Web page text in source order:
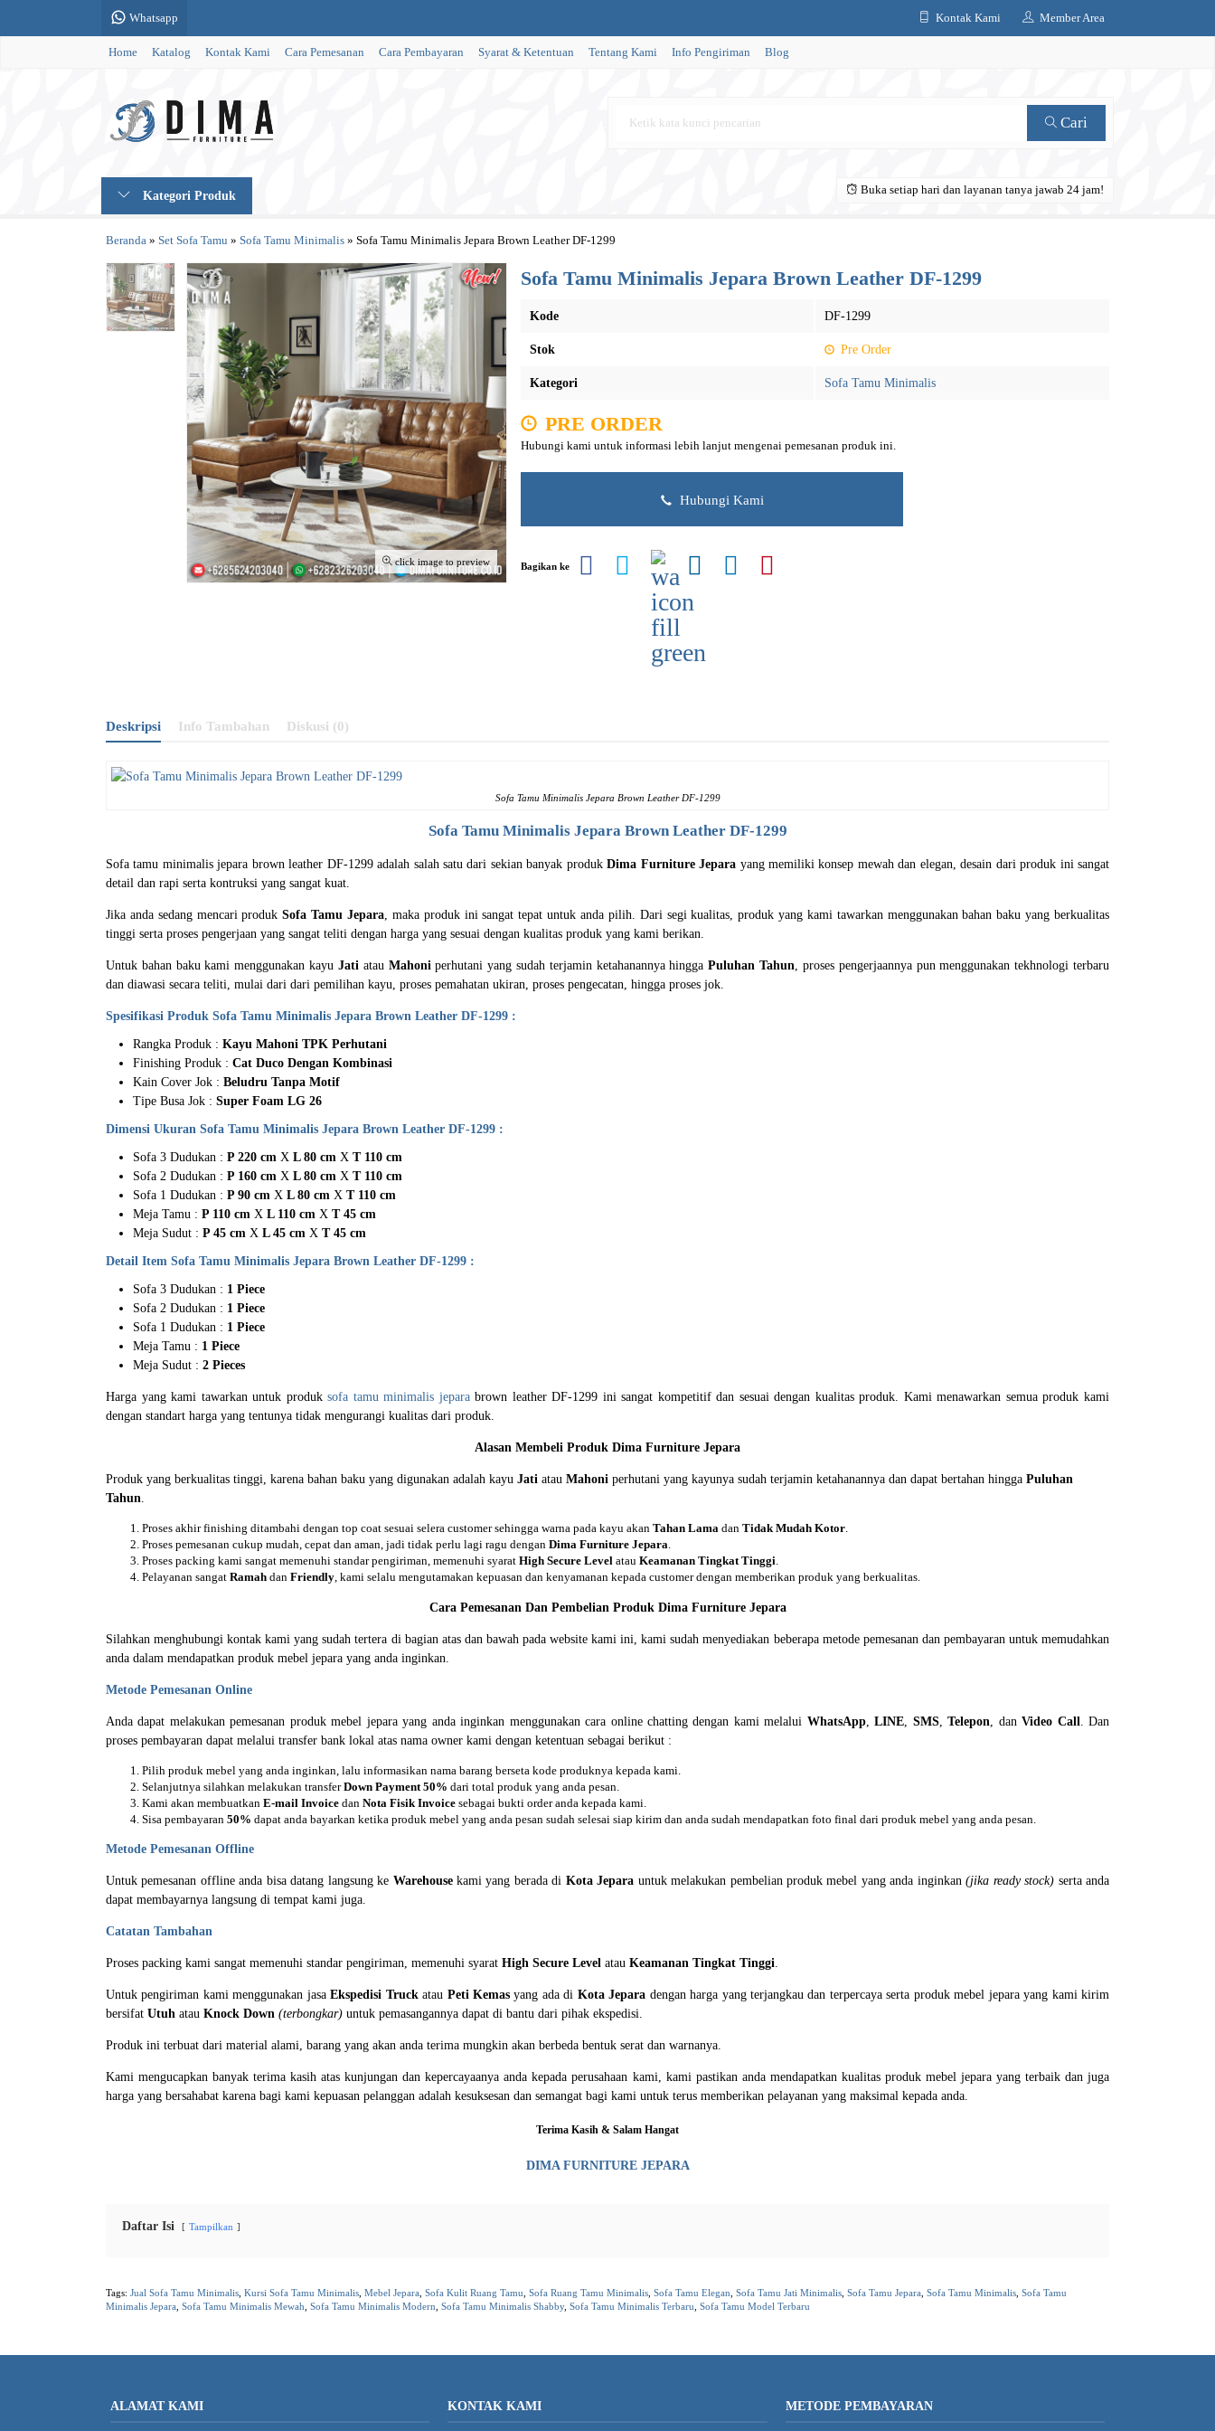
Whatsapp Kontak Kami Member Area
Home Katalog Kontak Kami Cara Pemesanan Cara Pembayaran Syarat & Ketentuan Tentang Kami Info Pengiriman Blog
Cari
Kategori Produk Buka setiap hari dan layanan tanya jawab 24 jam!
Beranda » Set Sofa Tamu » Sofa Tamu Minimalis » Sofa Tamu Minimalis Jepara Brown Leather DF-1299
click image to preview
Sofa Tamu Minimalis Jepara Brown Leather DF-1299
Kode DF-1299
Stok Pre Order
Kategori Sofa Tamu Minimalis
PRE ORDER
Hubungi kami untuk informasi lebih lanjut mengenai pemesanan produk ini.
Hubungi Kami
Bagikan ke
Deskripsi Info Tambahan Diskusi (0)
Sofa Tamu Minimalis Jepara Brown Leather DF-1299
Sofa Tamu Minimalis JeparaBrown Leather DF-1299
Sofa tamu minimalis jepara brown leather DF-1299 adalah salah satu dari sekian banyak produkDima Furniture Jepara yang memiliki konsep mewah dan elegan, desain dari produk ini sangat
detail dan rapi serta kontruksi yang sangat kuat.
Jika anda sedang mencari produkSofa Tamu Jepara, maka produk ini sangat tepat untuk anda pilih. Dari segi kualitas, produk yang kami tawarkan menggunakan bahan baku yang berkualitas
tinggi serta proses pengerjaan yang sangat teliti dengan harga yang sesuai dengan kualitas produk yang kami berikan.
Untuk bahan baku kami menggunakan kayu Jatiatau Mahoniperhutani yang sudah terjamin ketahanannya hinggaPuluhan Tahun, proses pengerjaannya pun menggunakan tekhnologi terbaru
dan diawasi secara teliti, mulai dari dari pemilihan kayu, proses pemahatan ukiran, proses pengecatan, hingga proses jok.
Spesifikasi Produk Sofa Tamu Minimalis Jepara Brown Leather DF-1299 :
Rangka Produk : Kayu Mahoni TPK Perhutani
Finishing Produk : Cat Duco Dengan Kombinasi
Kain Cover Jok : Beludru Tanpa Motif
Tipe Busa Jok : Super Foam LG 26
Dimensi Ukuran Sofa Tamu Minimalis Jepara Brown Leather DF-1299 :
Sofa 3 Dudukan : P 220 cm X L 80 cm X T 110 cm
Sofa 2 Dudukan : P 160 cm X L 80 cm X T 110 cm
Sofa 1 Dudukan : P 90 cm X L 80 cm X T 110 cm
Meja Tamu : P 110 cm X L 110 cm X T 45 cm
Meja Sudut : P 45 cm X L 45 cm X T 45 cm
Detail Item Sofa Tamu Minimalis Jepara Brown Leather DF-1299 :
Sofa 3 Dudukan : 1 Piece
Sofa 2 Dudukan : 1 Piece
Sofa 1 Dudukan : 1 Piece
Meja Tamu : 1 Piece
Meja Sudut : 2 Pieces
Harga yang kami tawarkan untuk produksofa tamu minimalis jeparabrown leather DF-1299 ini sangat kompetitif dan sesuai dengan kualitas produk. Kami menawarkan semua produk kami
dengan standart harga yang tentunya tidak mengurangi kualitas dari produk.
Alasan Membeli Produk Dima Furniture Jepara
Produk yang berkualitas tinggi, karena bahan baku yang digunakan adalah kayu Jati atau Mahoni perhutani yang kayunya sudah terjamin ketahanannya dan dapat bertahan hingga Puluhan
Tahun.
Proses akhir finishing ditambahi dengan top coat sesuai selera customer sehingga warna pada kayu akan Tahan Lama dan Tidak Mudah Kotor.
Proses pemesanan cukup mudah, cepat dan aman, jadi tidak perlu lagi ragu dengan Dima Furniture Jepara.
Proses packing kami sangat memenuhi standar pengiriman, memenuhi syarat High Secure Level atau Keamanan Tingkat Tinggi.
Pelayanan sangat Ramah dan Friendly, kami selalu mengutamakan kepuasan dan kenyamanan kepada customer dengan memberikan produk yang berkualitas.
Cara Pemesanan Dan Pembelian Produk Dima Furniture Jepara
Silahkan menghubungi kontak kami yang sudah tertera di bagian atas dan bawah pada website kami ini, kami sudah menyediakan beberapa metode pemesanan dan pembayaran untuk memudahkan
anda dalam mendapatkan produk mebel jepara yang anda inginkan.
Metode Pemesanan Online
Anda dapat melakukan pemesanan produk mebel jepara yang anda inginkan menggunakan cara online chatting dengan kami melalui WhatsApp,LINE, SMS,Telepon, danVideo Call. Dan
proses pembayaran dapat melalui transfer bank lokal atas nama owner kami dengan ketentuan sebagai berikut :
Pilih produk mebel yang anda inginkan, lalu informasikan nama barang berseta kode produknya kepada kami.
Selanjutnya silahkan melakukan transferDown Payment 50% dari total produk yang anda pesan.
Kami akan membuatkan E-mail Invoice dan Nota Fisik Invoice sebagai bukti order anda kepada kami.
Sisa pembayaran 50% dapat anda bayarkan ketika produk mebel yang anda pesan sudah selesai siap kirim dan anda sudah mendapatkan foto final dari produk mebel yang anda pesan.
Metode Pemesanan Offline
Untuk pemesanan offline anda bisa datang langsung ke Warehousekami yang berada di Kota Jepara untuk melakukan pembelian produk mebel yang anda inginkan(jika ready stock) serta anda
dapat membayarnya langsung di tempat kami juga.
Catatan Tambahan
Proses packing kami sangat memenuhi standar pengiriman, memenuhi syarat High Secure Level atau Keamanan Tingkat Tinggi
Untuk pengiriman kami menggunakan jasaEkspedisi Truckatau Peti Kemas yang ada di Kota Jepara dengan harga yang terjangkau dan terpercaya serta produk mebel jepara yang kami kirim
bersifat Utuh atau Knock Down (terbongkar) untuk pemasangannya dapat di bantu dari pihak ekspedisi.
Produk ini terbuat dari material alami, barang yang akan anda terima mungkin akan berbeda bentuk serat dan warnanya.
Kami mengucapkan banyak terima kasih atas kunjungan dan kepercayaanya anda kepada perusahaan kami, kami pastikan anda mendapatkan kualitas produk mebel jepara yang terbaik dan juga
harga yang bersahabat karena bagi kami kepuasan pelanggan adalah kesuksesan dan semangat bagi kami untuk terus memberikan pelayanan yang maksimal kepada anda.
Terima Kasih & Salam Hangat
DIMA FURNITURE JEPARA
Daftar Isi Tampilkan
Tags: Jual Sofa Tamu Minimalis Kursi Sofa Tamu Minimalis Mebel Jepara Sofa Kulit Ruang Tamu Sofa Ruang Tamu Minimalis Sofa Tamu Elegan Sofa Tamu Jati Minimalis Sofa Tamu Jepara Sofa Tamu Minimalis Sofa Tamu
Minimalis Jepara Sofa Tamu Minimalis Mewah Sofa Tamu Minimalis Modern Sofa Tamu Minimalis Shabby, Sofa Tamu Minimalis Terbaru Sofa Tamu Model Terbaru
ALAMAT KAMI KONTAK KAMI METODE PEMBAYARAN